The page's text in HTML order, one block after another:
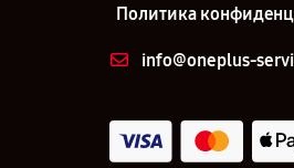
Политика
info@oneplus-